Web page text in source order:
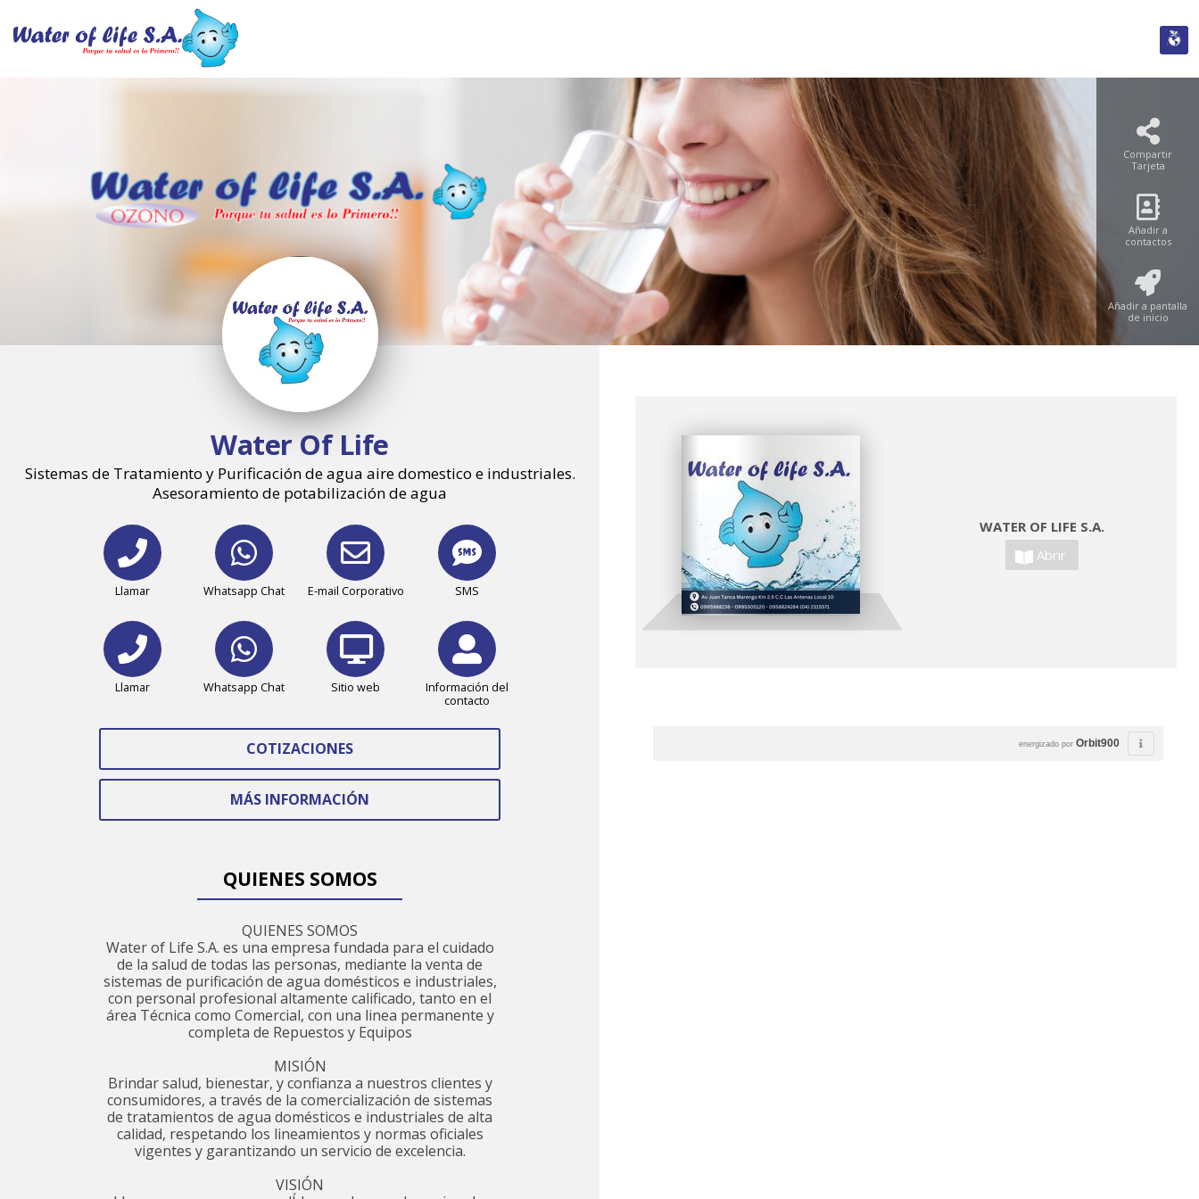
Compartir
Tarjeta
Añadir a
contactos
Añadir a pantalla
de inicio
Water Of Life
Sistemas de Tratamiento y Purificación de agua aire domestico e industriales.
Asesoramiento de potabilización de agua
Llamar Whatsapp Chat E-mail Corporativo SMS
Llamar Whatsapp Chat Sitio web
Información del
contacto
COTIZACIONES
MÁS INFORMACIÓN
QUIENES SOMOS
QUIENES SOMOS
Water of Life S.A. es una empresa fundada para el cuidado
de la salud de todas las personas, mediante la venta de
sistemas de purificación de agua domésticos e industriales,
con personal profesional altamente calificado, tanto en el
área Técnica como Comercial, con una linea permanente y
completa de Repuestos y Equipos
MISIÓN
Brindar salud, bienestar, y confianza a nuestros clientes y
consumidores, a través de la comercialización de sistemas
de tratamientos de agua domésticos e industriales de alta
calidad, respetando los lineamientos y normas oficiales
vigentes y garantizando un servicio de excelencia.
VISIÓN
WATER OF LIFE S.A.
Abrir
energizado por Orbit900